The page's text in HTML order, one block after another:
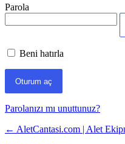
Parola
Beni hatırla
Parolanızı mı unuttunuz?
← AletCantasi.com | Alet